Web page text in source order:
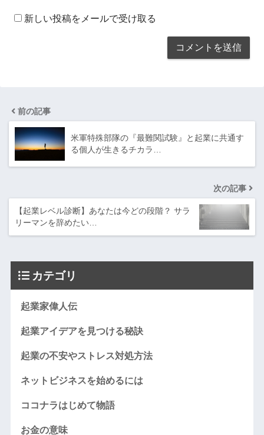
新しい投稿をメールで受け取る
前の記事
米軍特殊部隊の『最難関試験』と起業に共通す
る個人が生きるチカラ…
次の記事
【起業レベル診断】あなたは今どの段階？ サラ
リーマンを辞めたい…
カテゴリ
起業家偉人伝
起業アイデアを見つける秘訣
起業の不安やストレス対処方法
ネットビジネスを始めるには
ココナラはじめて物語
お金の意味